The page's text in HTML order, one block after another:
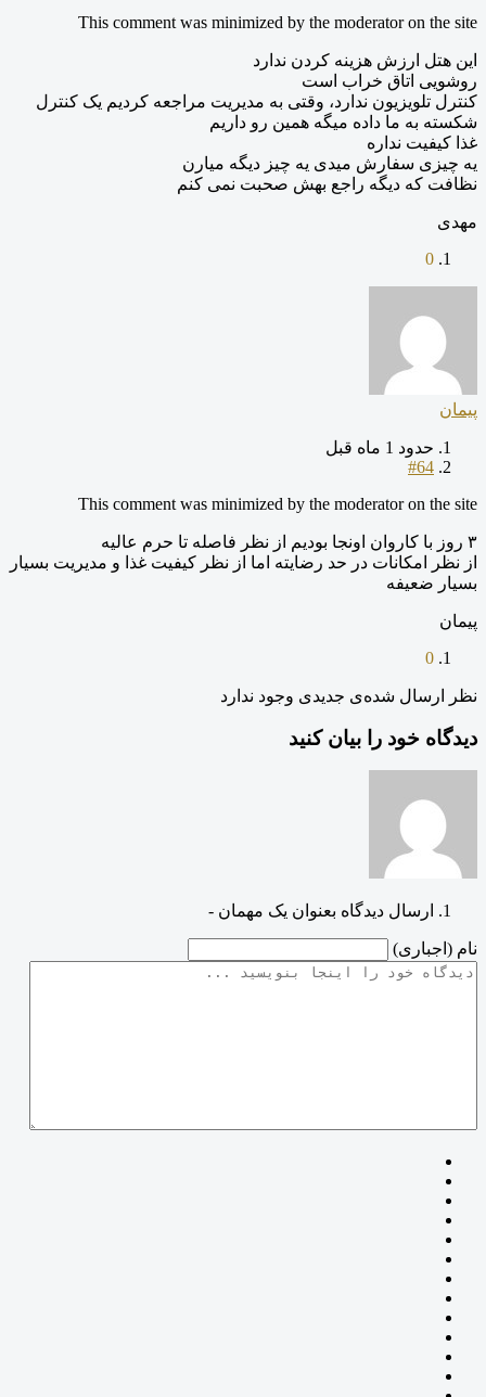
This comment was minimized by the moderator on the site
این هتل ارزش هزینه کردن ندارد
روشویی اتاق خراب است
کنترل تلویزیون ندارد، وقتی به مدیریت مراجعه کردیم یک کنترل
شکسته به ما داده میگه همین رو داریم
غذا کیفیت نداره
یه چیزی سفارش میدی یه چیز دیگه میارن
نظافت که دیگه راجع بهش صحبت نمی کنم
مهدی
0
پیمان
حدود 1 ماه قبل
#64
This comment was minimized by the moderator on the site
۳ روز با کاروان اونجا بودیم از نظر فاصله تا حرم عالیه
از نظر امکانات در حد رضایته اما از نظر کیفیت غذا و مدیریت بسیار
بسیار ضعیفه
پیمان
0
نظر ارسال شده‌ی جدیدی وجود ندارد
دیدگاه خود را بیان کنید
ارسال دیدگاه بعنوان یک مهمان -
نام (اجباری)